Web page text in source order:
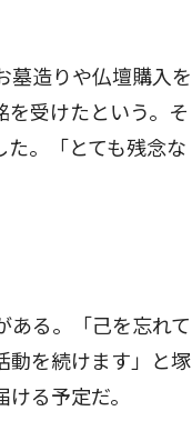
墓造りや仏壇購入を
受けたという。そ
。「とても残念な
る。「己を忘れて
動を続けます」と塚
る予定だ。